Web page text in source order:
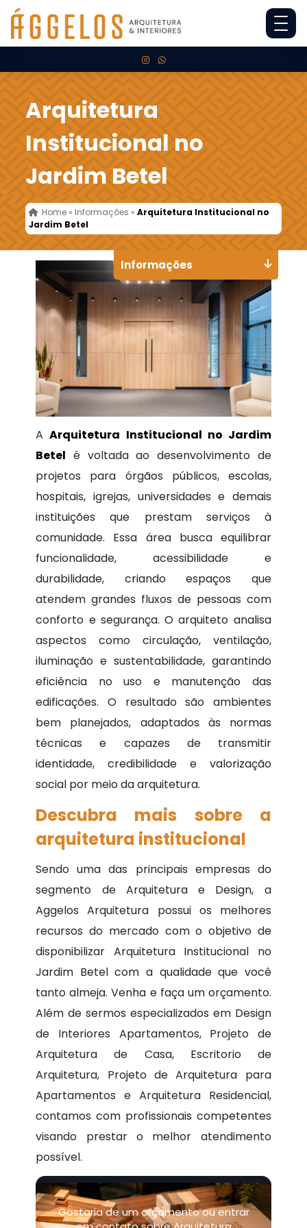
Arquitetura
Institucional no
Jardim Betel
Home » Informações »Arquitetura Institucional no
Jardim Betel
AArquitetura Institucional no Jardim
Betel é voltada ao desenvolvimento de
projetos para órgãos públicos, escolas,
hospitais, igrejas, universidades e demais
instituições que prestam serviços à
comunidade. Essa área busca equilibrar
funcionalidade, acessibilidade e
durabilidade, criando espaços que
atendem grandes fluxos de pessoas com
conforto e segurança. O arquiteto analisa
aspectos como circulação, ventilação,
iluminação e sustentabilidade, garantindo
eficiência no uso e manutenção das
edificações. O resultado são ambientes
bem planejados, adaptados às normas
técnicas e capazes de transmitir
identidade, credibilidade e valorização
social por meio da arquitetura.
Descubra mais sobre a
arquitetura institucional
Sendo uma das principais empresas do
segmento de Arquitetura e Design, a
Aggelos Arquitetura possui os melhores
recursos do mercado com o objetivo de
disponibilizar Arquitetura Institucional no
Jardim Betel com a qualidade que você
tanto almeja. Venha e faça um orçamento.
Além de sermos especializados em Design
de Interiores Apartamentos, Projeto de
Arquitetura de Casa, Escritorio de
Arquitetura, Projeto de Arquitetura para
Apartamentos e Arquitetura Residencial,
contamos com profissionais competentes
visando prestar o melhor atendimento
possível.
Gostaria de um orçamento ou entrar
Informações